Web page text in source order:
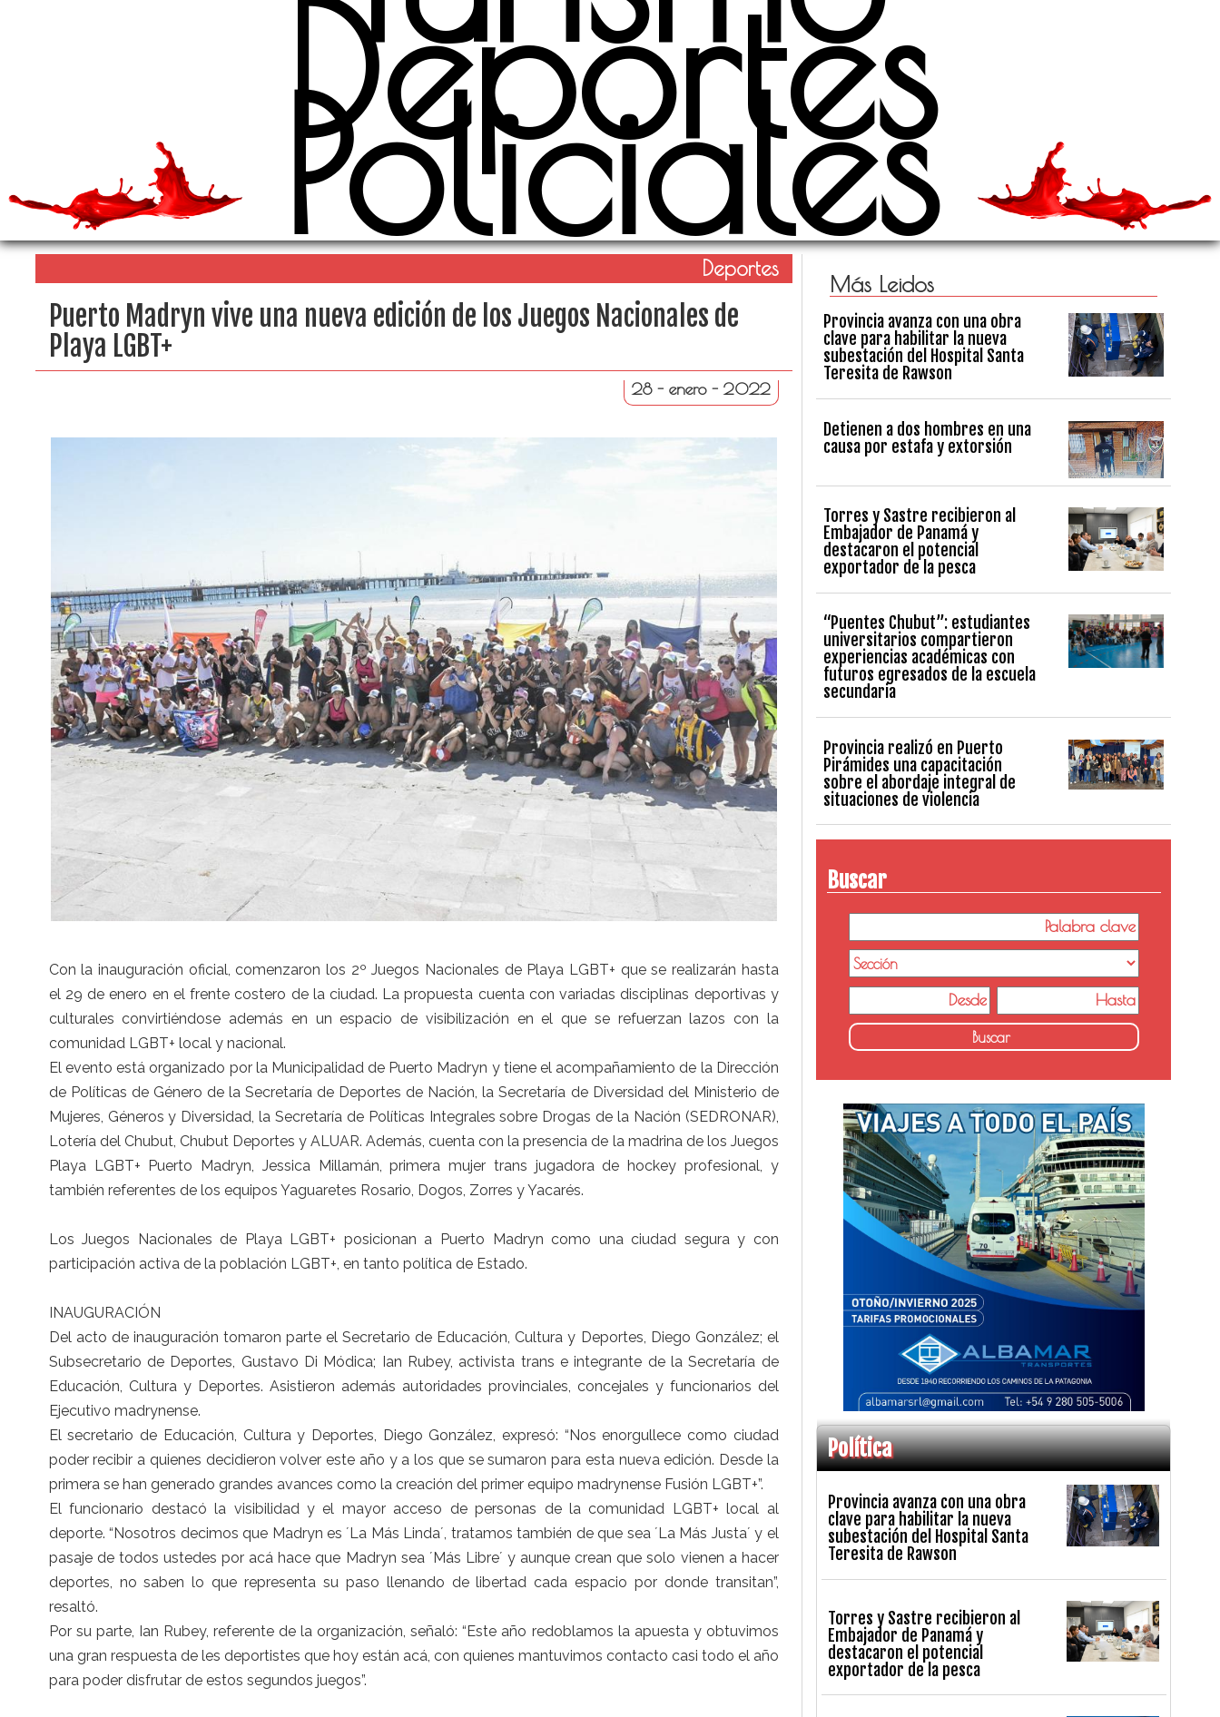
Deportes
Policiales
Deportes
Puerto Madryn vive una nueva edición de los Juegos Nacionales de
Playa LGBT+
28 - enero - 2022
Con la inauguración oficial, comenzaron los 2º Juegos Nacionales de Playa LGBT+ que se realizarán hasta
el 29 de enero en el frente costero de la ciudad. La propuesta cuenta con variadas disciplinas deportivas y
culturales convirtiéndose además en un espacio de visibilización en el que se refuerzan lazos con la
comunidad LGBT+ local y nacional.
El evento está organizado por la Municipalidad de Puerto Madryn y tiene el acompañamiento de la Dirección
de Políticas de Género de la Secretaría de Deportes de Nación, la Secretaría de Diversidad del Ministerio de
Mujeres, Géneros y Diversidad, la Secretaría de Políticas Integrales sobre Drogas de la Nación (SEDRONAR),
Lotería del Chubut, Chubut Deportes y ALUAR. Además, cuenta con la presencia de la madrina de los Juegos
Playa LGBT+ Puerto Madryn, Jessica Millamán, primera mujer trans jugadora de hockey profesional, y
también referentes de los equipos Yaguaretes Rosario, Dogos, Zorres y Yacarés.
Los Juegos Nacionales de Playa LGBT+ posicionan a Puerto Madryn como una ciudad segura y con
participación activa de la población LGBT+, en tanto política de Estado.
INAUGURACIÓN
Del acto de inauguración tomaron parte el Secretario de Educación, Cultura y Deportes, Diego González; el
Subsecretario de Deportes, Gustavo Di Módica; Ian Rubey, activista trans e integrante de la Secretaría de
Educación, Cultura y Deportes. Asistieron además autoridades provinciales, concejales y funcionarios del
Ejecutivo madrynense.
El secretario de Educación, Cultura y Deportes, Diego González, expresó: “Nos enorgullece como ciudad
poder recibir a quienes decidieron volver este año y a los que se sumaron para esta nueva edición. Desde la
primera se han generado grandes avances como la creación del primer equipo madrynense Fusión LGBT+”.
El funcionario destacó la visibilidad y el mayor acceso de personas de la comunidad LGBT+ local al
deporte. “Nosotros decimos que Madryn es ´La Más Linda´, tratamos también de que sea ´La Más Justa´ y el
pasaje de todos ustedes por acá hace que Madryn sea ´Más Libre´ y aunque crean que solo vienen a hacer
deportes, no saben lo que representa su paso llenando de libertad cada espacio por donde transitan”,
resaltó.
Por su parte, Ian Rubey, referente de la organización, señaló: “Este año redoblamos la apuesta y obtuvimos
una gran respuesta de les deportistes que hoyestán acá, con quienes mantuvimos contacto casi todo el año
para poder disfrutar de estos segundos juegos”.
Más Leidos
Provincia avanza con una obra
clave para habilitar la nueva
subestación del Hospital Santa
Teresita de Rawson
Detienen a dos hombres en una
causa por estafa y extorsión
Torres y Sastre recibieron al
Embajador de Panamá y
destacaron el potencial
exportador de la pesca
“Puentes Chubut”: estudiantes
universitarios compartieron
experiencias académicas con
futuros egresados de la escuela
secundaria
Provincia realizó en Puerto
Pirámides una capacitación
sobre el abordaje integral de
situaciones de violencia
Buscar
Política
Provincia avanza con una obra
clave para habilitar la nueva
subestación del Hospital Santa
Teresita de Rawson
Torres y Sastre recibieron al
Embajador de Panamá y
destacaron el potencial
exportador de la pesca